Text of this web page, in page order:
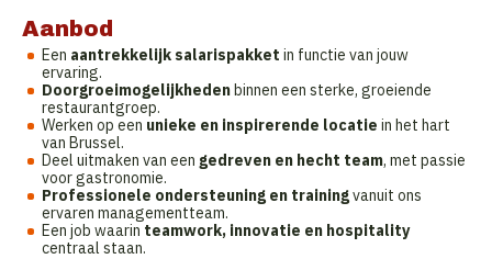
Aanbod
Een aantrekkelijk salarispakket in functie van jouw
ervaring.
Doorgroeimogelijkhedenbinnen een sterke, groeiende
restaurantgroep.
Werken op een unieke en inspirerende locatie in het hart
van Brussel.
Deel uitmaken van een gedreven en hecht team, met passie
voor gastronomie.
Professionele ondersteuning en trainingvanuit ons
ervaren managementteam.
Een job waarin teamwork, innovatie en hospitality
centraal staan.